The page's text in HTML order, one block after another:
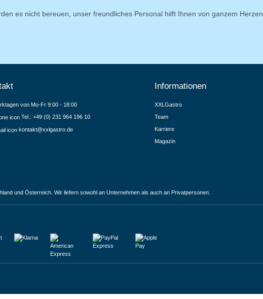
es nicht bereuen, unser freundliches Personal hilft Ihnen von ganzem Herzen.
von Mo-Fr 9:00 - 18:00
Tel.: +49 (0) 231 964 196 10
kontakt@xxlgastro.de
Informationen
XXLGastro
Team
Karriere
Magazin
und Österreich. Wir liefern sowohl an Unternehmen als auch an Privatpersonen.